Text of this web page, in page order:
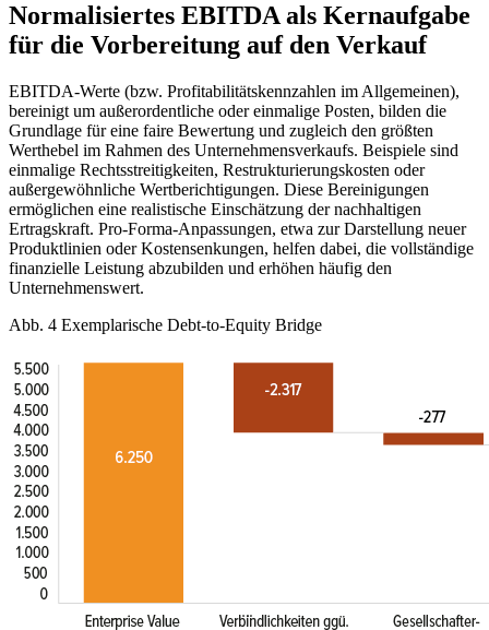
Normalisiertes EBITDA als Kernaufgabe
für die Vorbereitung auf den Verkauf
EBITDA-Werte (bzw. Profitabilitätskennzahlen im Allgemeinen),
bereinigt um außerordentliche oder einmalige Posten, bilden die
Grundlage für eine faire Bewertung und zugleich den größten
Werthebel im Rahmen des Unternehmensverkaufs. Beispiele sind
einmalige Rechtsstreitigkeiten, Restrukturierungskosten oder
außergewöhnliche Wertberichtigungen. Diese Bereinigungen
ermöglichen eine realistische Einschätzung der nachhaltigen
Ertragskraft. Pro-Forma-Anpassungen, etwa zur Darstellung neuer
Produktlinien oder Kostensenkungen, helfen dabei, die vollständige
finanzielle Leistung abzubilden und erhöhen häufig den
Unternehmenswert.
Abb. 4 Exemplarische Debt-to-Equity Bridge